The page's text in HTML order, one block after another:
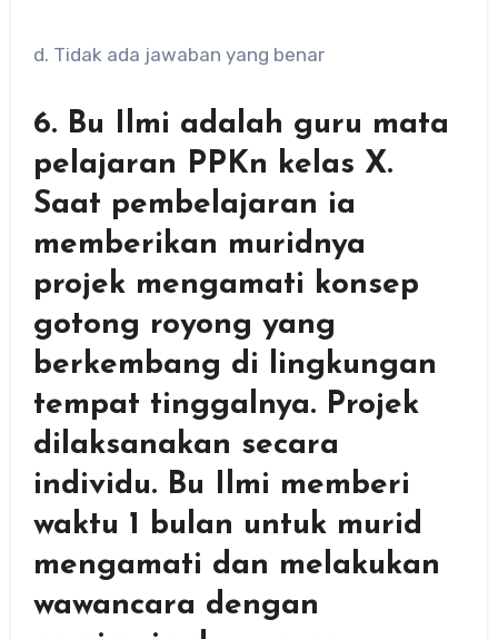
d. Tidak ada jawaban yang benar
6. Bu Ilmi adalah guru mata
pelajaran PPKn kelas X.
Saat pembelajaran ia
memberikan muridnya
projek mengamati konsep
gotong royong yang
berkembang di lingkungan
tempat tinggalnya. Projek
dilaksanakan secara
individu. Bu Ilmi memberi
waktu 1 bulan untuk murid
mengamati dan melakukan
wawancara dengan